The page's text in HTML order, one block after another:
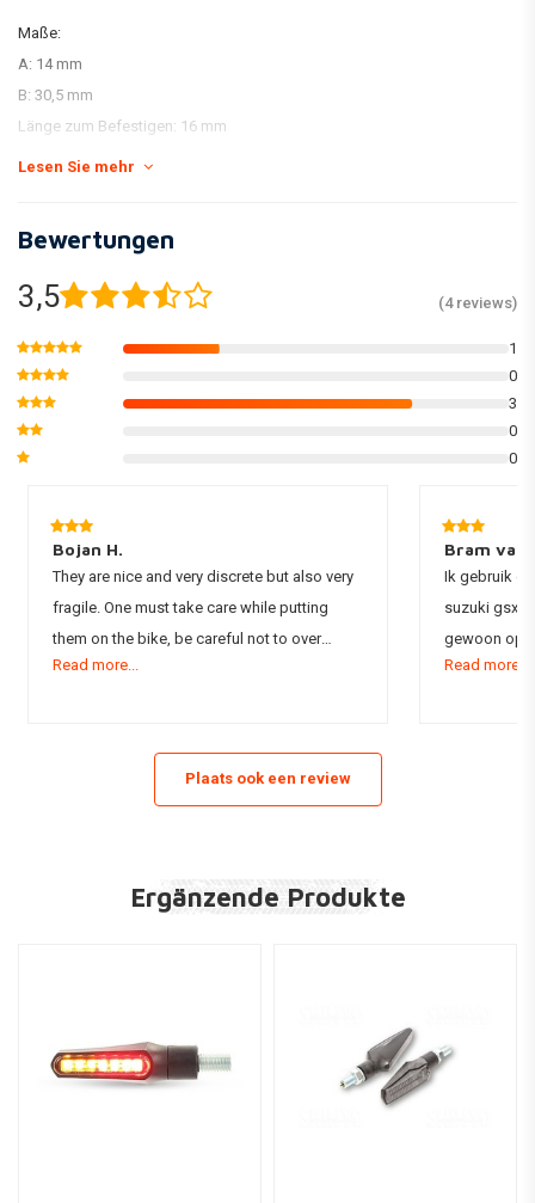
Maße:
A: 14 mm
B: 30,5 mm
Länge zum Befestigen: 16 mm
Gewindebolzen: M6 x 1 mm
Kabel Länge ca. 35 cm
Gelb = Blinker
Lesen Sie mehr
Bewertungen
3,5 (4 reviews)
1
0
3
0
0
Bojan H.
They are nice and very discrete but also very
fragile. One must take care while putting
them on the bike, be careful not to over
tighten the screws.
Read more...
Bram van
Ik gebruik
suzuki gsx
gewoon op
Read more...
Plaats ook een review
Ergänzende Produkte